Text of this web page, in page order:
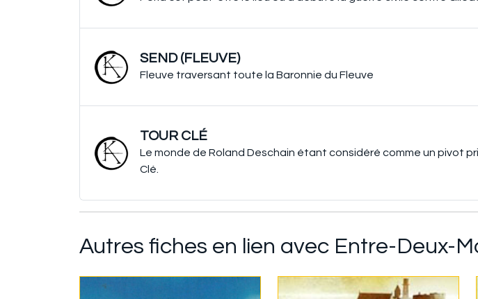
SEND (FLEUVE)
Fleuve traversant toute la Baronnie du Fleuve
TOUR CLÉ
Le monde de Roland Deschain étant considéré comme un pivot
Clé.
Autres fiches en lien avec Entre-Deux-